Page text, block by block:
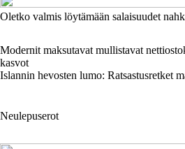
Oletko valmis löytämään salaisuudet
Modernit maksutavat mullistavat
kasvot
Islannin hevosten lumo: Ratsastusretket
Neulepuserot